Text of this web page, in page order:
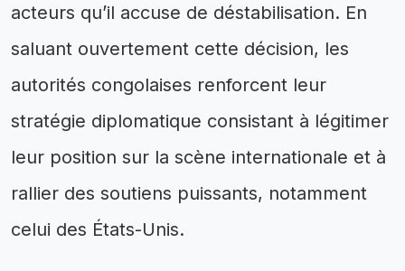
acteurs qu’il accuse de déstabilisation. En
saluant ouvertement cette décision, les
autorités congolaises renforcent leur
stratégie diplomatique consistant à légitimer
leur position sur la scène internationale et à
rallier des soutiens puissants, notamment
celui des États-Unis.